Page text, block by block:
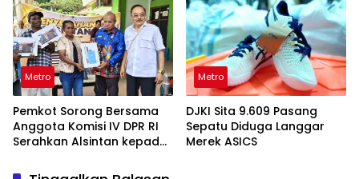
Metro
Pemkot Sorong Bersama
Anggota Komisi IV DPR RI
Serahkan Alsintan kepada
Metro
DJKI Sita 9.609 Pasang
Sepatu Diduga Langgar
Merek ASICS